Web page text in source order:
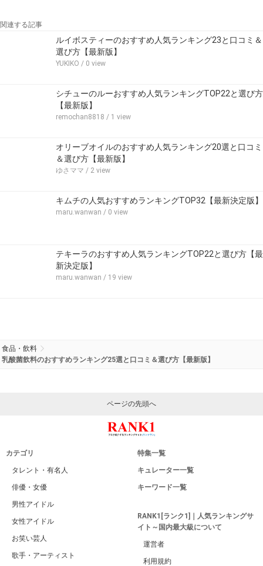
関連する記事
ルイボスティーのおすすめ人気ランキング23と口コミ＆
選び方【最新版】
YUKIKO / 0 view
シチューのルーおすすめ人気ランキングTOP22と選び方
【最新版】
remochan8818 / 1 view
オリーブオイルのおすすめ人気ランキング20選と口コミ
＆選び方【最新版】
ゆさママ / 2 view
キムチの人気おすすめランキングTOP32【最新決定版】
maru.wanwan / 0 view
テキーラのおすすめ人気ランキングTOP22と選び方【最
新決定版】
maru.wanwan / 19 view
食品・飲料
乳酸菌飲料のおすすめランキング25選と口コミ＆選び方【最新版】
ページの先頭へ
カテゴリ
タレント・有名人
俳優・女優
男性アイドル
女性アイドル
お笑い芸人
歌手・アーティスト
特集一覧
キュレーター一覧
キーワード一覧
RANK1[ランク1]｜人気ランキングサ
イト～国内最大級について
運営者
利用規約